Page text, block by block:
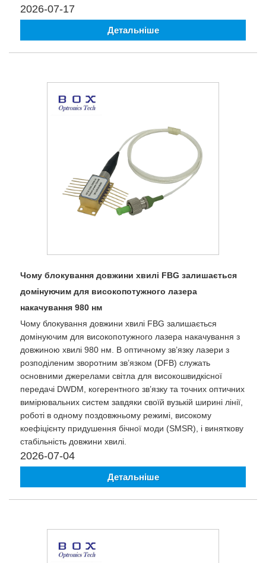
2026-07-17
Детальніше
Чому блокування довжини хвилі FBG залишається
домінуючим для високопотужного лазера
накачування 980 нм
Чому блокування довжини хвилі FBG залишається
домінуючим для високопотужного лазера накачування з
довжиною хвилі 980 нм. В оптичному зв’язку лазери з
розподіленим зворотним зв’язком (DFB) служать
основними джерелами світла для високошвидкісної
передачі DWDM, когерентного зв’язку та точних оптичних
вимірювальних систем завдяки своїй вузькій ширині лінії,
роботі в одному поздовжньому режимі, високому
коефіцієнту придушення бічної моди (SMSR), і виняткову
стабільність довжини хвилі.
2026-07-04
Детальніше